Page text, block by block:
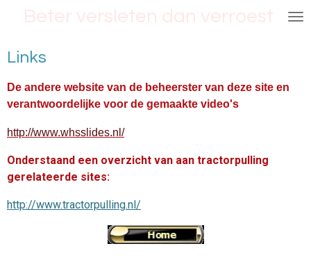
naar
de
hoofdinhoud
Links
De andere website van de beheerster van deze site en
verantwoordelijke voor de gemaakte video's
http://www.whsslides.nl/
Onderstaand een overzicht van aan tractorpulling
gerelateerde sites:
http://www.tractorpulling.nl/